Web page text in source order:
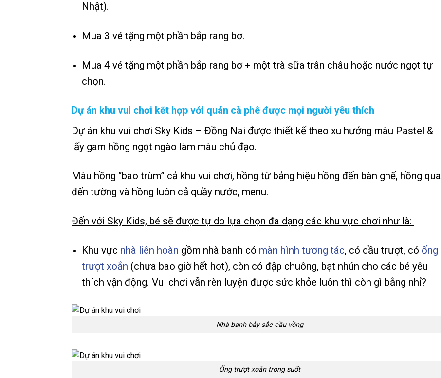
Nhật).
Mua 3 vé tặng một phần bắp rang bơ.
Mua 4 vé tặng một phần bắp rang bơ + một trà sữa trân châu hoặc nước ngọt tự
chọn.
Dự án khu vui chơi kết hợp với quán cà phê được mọi người yêu thích
Dự án khu vui chơi Sky Kids – Đồng Nai được thiết kế theo xu hướng màu Pastel &
lấy gam hồng ngọt ngào làm màu chủ đạo.
Màu hồng “bao trùm” cả khu vui chơi, hồng từ bảng hiệu hồng đến bàn ghế, hồng qua
đến tường và hồng luôn cả quầy nước, menu.
Đến với Sky Kids, bé sẽ được tự do lựa chọn đa dạng các khu vực chơi như là:
Khu vực nhà liên hoàn gồm nhà banh có màn hình tương tác, có cầu trượt, có ống
trượt xoắn (chưa bao giờ hết hot), còn có đập chuông, bạt nhún cho các bé yêu
thích vận động. Vui chơi vẫn rèn luyện được sức khỏe luôn thì còn gì bằng nhỉ?
Nhà banh bảy sắc cầu vồng
Ống trượt xoắn trong suốt